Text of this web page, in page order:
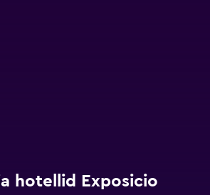
hotellid Exposicio